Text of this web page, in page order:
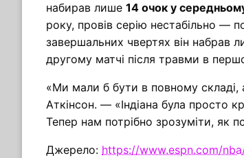
набирав лише 14 очок у
року, провів серію нестабільно —
завершальних чвертях він набрав
другому матчі після травми в
«Ми мали б бути в повному складі,
Аткінсон. — «Індіана була
Тепер нам потрібно зрозуміти, як
Джерело: https://www.espn.com/